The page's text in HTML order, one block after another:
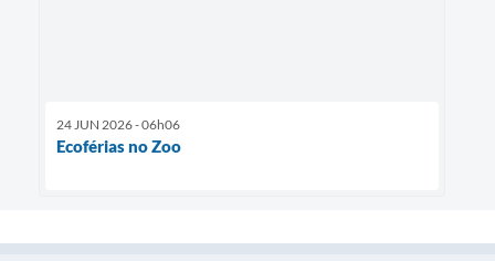
24 JUN 2026 - 06h06
Ecoférias no Zoo